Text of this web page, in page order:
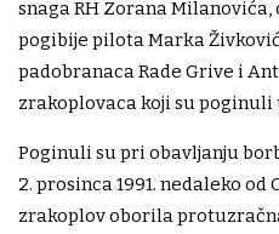
snaga RH Zorana
pogibije pilota Marka
padobranaca Rade Grive i
zrakoplovaca koji su poginuli
Poginuli su pri obavljanju
2. prosinca 1991. nedaleko od
zrakoplov oborila